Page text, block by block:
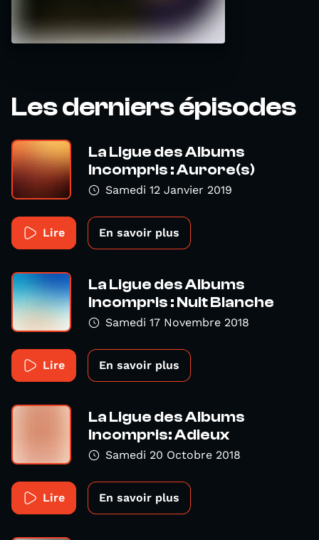
Les derniers épisodes
La Ligue des Albums
Incompris : Aurore(s)
Samedi 12 Janvier 2019
Lire En savoir plus
La Ligue des Albums
Incompris : Nuit Blanche
Samedi 17 Novembre 2018
Lire En savoir plus
La Ligue des Albums
Incompris: Adieux
Samedi 20 Octobre 2018
Lire En savoir plus